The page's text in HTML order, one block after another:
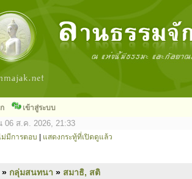
เข้าสู่ระบบ
06 ส.ค. 2026, 21:33
ม่มีการตอบ แสดงกระทู้ที่เปิดดูแล้ว
» กลุ่มสนทนา » สมาธิ, สติ